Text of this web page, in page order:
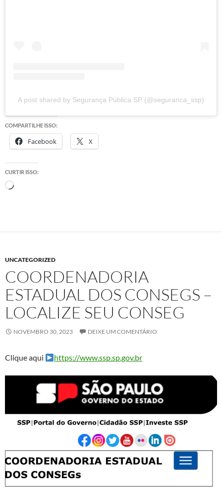
A post shared by Segurança Pública SP (@seguranca_ssp)
COMPARTILHE ISSO:
Facebook X
CURTIR ISSO:
Carregando...
UNCATEGORIZED
COORDENADORIA
ESTADUAL DOS CONSEGS –
LOCALIZE SEU CONSEG
NOVEMBRO 30, 2023 DEIXE UM COMENTÁRIO
Clique aqui https://www.ssp.sp.gov.br